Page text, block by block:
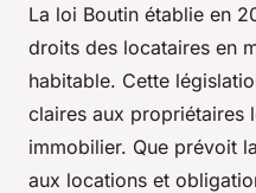
La loi Boutin établie en
droits des locataires en
habitable. Cette
claires aux propriétaires
immobilier. Que prévoit
aux locations et